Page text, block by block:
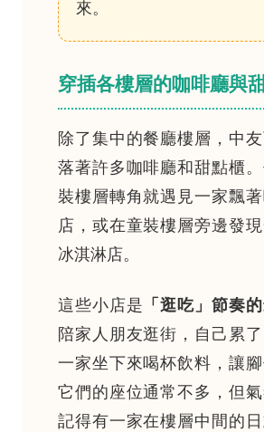
來。
穿插各樓層的咖啡廳與
除了集中的餐廳樓層，中
落著許多咖啡廳和甜點櫃
裝樓層轉角就遇見一家飄
店，或在童裝樓層旁邊發
冰淇淋店。
這些小店是 「逛吃」節奏
陪家人朋友逛街，自己累
一家坐下來喝杯飲料，讓腳
它們的座位通常不多，但
記得有一家在樓層中間的日